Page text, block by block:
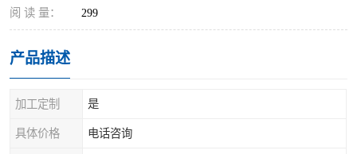
阅 读 量： 299
产品描述
加工定制 是
具体价格 电话咨询